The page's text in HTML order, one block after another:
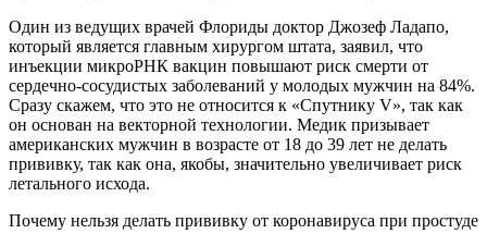
Один из ведущих врачей Флориды доктор Джозеф Ладапо,
который является главным хирургом штата, заявил, что
инъекции микроРНК вакцин повышают риск смерти от
сердечно-сосудистых заболеваний у молодых мужчин на 84%.
Сразу скажем, что это не относится к «Спутнику V», так как
он основан на векторной технологии. Медик призывает
американских мужчин в возрасте от 18 до 39 лет не делать
прививку, так как она, якобы, значительно увеличивает риск
летального исхода.
Почему нельзя делать прививку от коронавируса при простуде